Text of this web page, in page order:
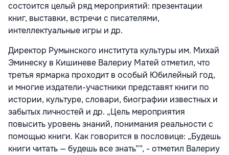
состоится целый ряд мероприятий: презентации
книг, выставки, встречи с писателями,
интеллектуальные игры и др.
Директор Румынского института культуры им. Михай
Эминеску в Кишиневе Валериу Матей отметил, что
третья ярмарка проходит в особый Юбилейный год,
и многие издатели-участники представят книги по
истории, культуре, словари, биографии известных и
забытых личностей и др. „Цель мероприятия
повысить уровень знаний, понимания реальности с
помощью книги. Как говорится в пословице: „Будешь
книги читать — будешь все знать””, - отметил Валериу